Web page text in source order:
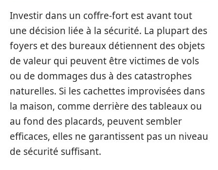
Investir dans un coffre-fort est avant tout
une décision liée à la sécurité. La plupart des
foyers et des bureaux détiennent des objets
de valeur qui peuvent être victimes de vols
ou de dommages dus à des catastrophes
naturelles. Si les cachettes improvisées dans
la maison, comme derrière des tableaux ou
au fond des placards, peuvent sembler
efficaces, elles ne garantissent pas un niveau
de sécurité suffisant.